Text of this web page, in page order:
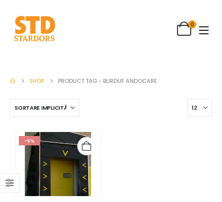
0
SHOP PRODUCT TAG - BURDUF ANDOCARE
-6%